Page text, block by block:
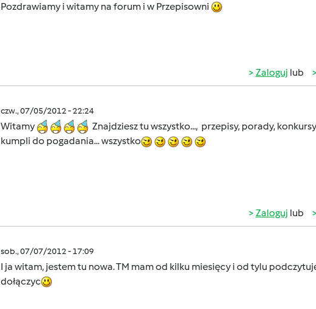
Pozdrawiamy i witamy na forum i w Przepisowni
Zaloguj lub
czw., 07/05/2012 - 22:24
Witamy
Znajdziesz tu wszystko..., przepisy, porady,
kumpli do pogadania... wszystko
Zaloguj lub
sob., 07/07/2012 - 17:09
I ja witam, jestem tu nowa. TM mam od kilku miesięcy i od tylu
dołączyc